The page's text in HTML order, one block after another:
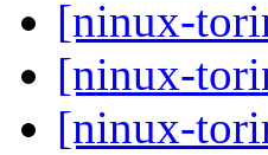
[ninux-
[ninux-
[ninux-